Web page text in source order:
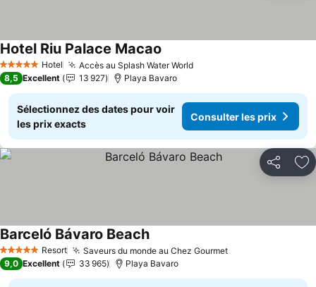
5 Étoiles Hotel Accès au Splash Water WorldConsulter les prix
Hotel Riu Palace Macao
8,5 Excellent 13 927 Playa Bavaro
Sélectionnez des dates pour voir
les prix exacts
Consulter les prix
Partager
5 Étoiles Resort Saveurs du monde au Chez GourmetConsulter les
Barceló Bávaro BeachConsulter les prix
9,0 Excellent 33 965 Playa Bavaro